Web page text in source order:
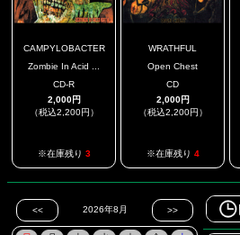
CAMPYLOBACTER
Zombie In Acid ...
CD-R
2,000円
（税込2,200円）
※在庫残り 3
WRATHFUL
Open Chest
CD
2,000円
（税込2,200円）
※在庫残り 4